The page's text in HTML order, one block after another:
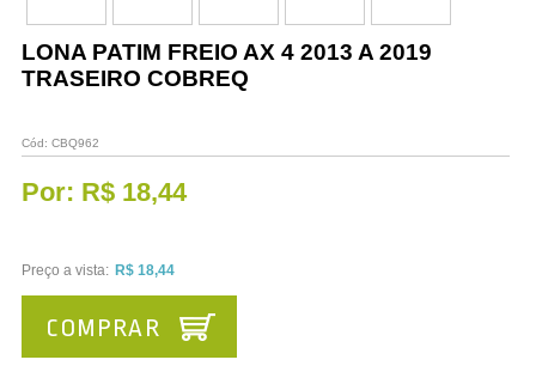
Promoções
LONA PATIM FREIO AX 4 2013 A 2019
TRASEIRO COBREQ
Cód: CBQ962
Por: R$ 18,44
Preço a vista: R$ 18,44
COMPRAR